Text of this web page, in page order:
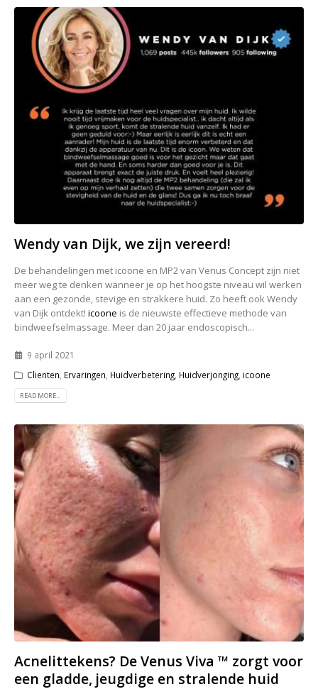
Wendy van Dijk, we zijn vereerd!
De behandelingen met icoone en MP2 van Venus Concept zijn niet
meer weg te denken wanneer je op het hoogste niveau wil werken
aan een gezonde, stevige en strakkere huid. Zo heeft ook Wendy
van Dijk ontdekt! icoone is de nieuwste effectieve methode van
bindweefselmassage. Meer dan 20 jaar endoscopisch...
9 april 2021
Clienten Ervaringen Huidverbetering, Huidverjonging, icoone
READ MORE...
Acnelittekens? De Venus Viva ™ zorgt voor
een gladde, jeugdige en stralende huid